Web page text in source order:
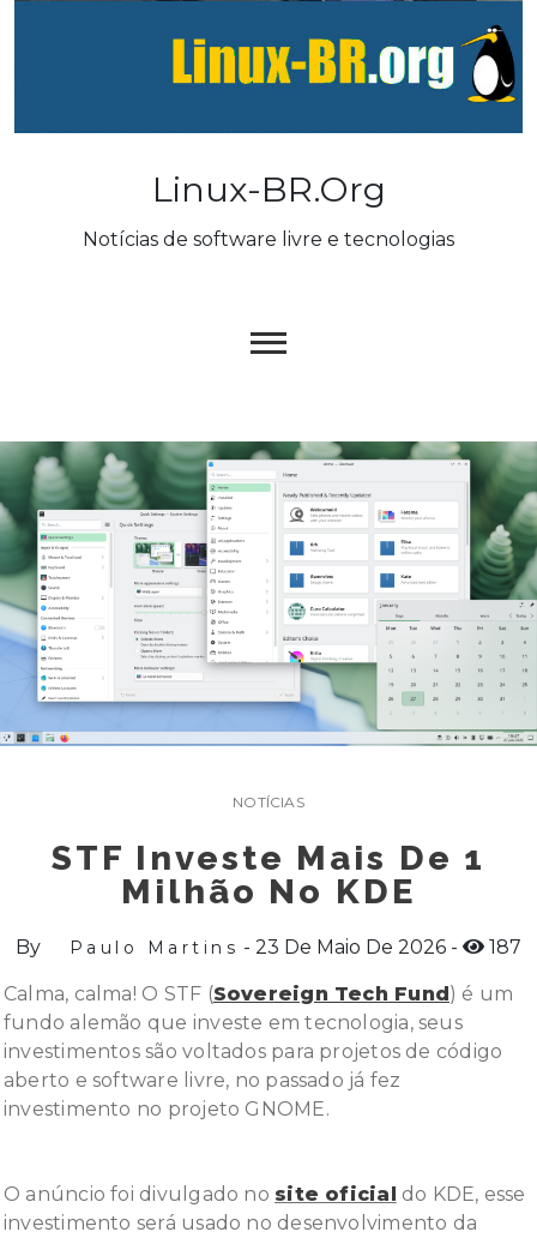
Linux-BR.org
Notícias de software livre e tecnologias
NOTÍCIAS
STF Investe Mais De 1
Milhão No KDE
By Paulo Martins 23 De Maio De 2026 187
Calma, calma! O STF (Sovereign Tech Fund) é um
fundo alemão que investe em tecnologia, seus
investimentos são voltados para projetos de código
aberto e software livre, no passado já fez
investimento no projeto GNOME.
O anúncio foi divulgado no site oficial do KDE, esse
investimento será usado no desenvolvimento da